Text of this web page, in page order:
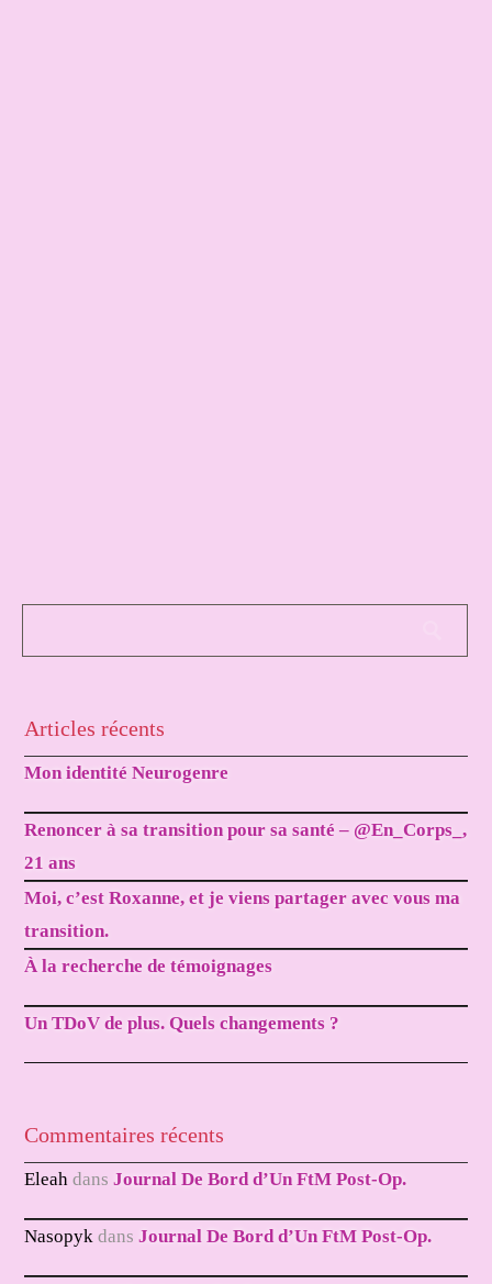
Articles récents
Mon identité Neurogenre
Renoncer à sa transition pour sa santé – @En_Corps_,
21 ans
Moi, c’est Roxanne, et je viens partager avec vous ma
transition.
À la recherche de témoignages
Un TDoV de plus. Quels changements ?
Commentaires récents
Eleah dansJournal De Bord d’Un FtM Post-Op.
Nasopyk dansJournal De Bord d’Un FtM Post-Op.